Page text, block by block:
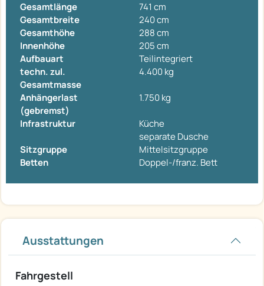
Gesamtlänge
741 cm
Gesamtbreite
240 cm
Gesamthöhe
288 cm
Innenhöhe
205 cm
Aufbauart
Teilintegriert
techn. zul.
Gesamtmasse
4.400 kg
Anhängerlast
(gebremst)
1.750 kg
Infrastruktur
Küche
separate Dusche
Sitzgruppe
Mittelsitzgruppe
Betten
Doppel-/franz. Bett
Ausstattungen
Fahrgestell